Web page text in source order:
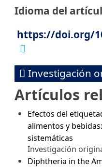
Idioma del
https://doi.org/
Investigación
Artículos
Efectos del
alimentos y
sistemáticas
Investigación
Diphtheria in the